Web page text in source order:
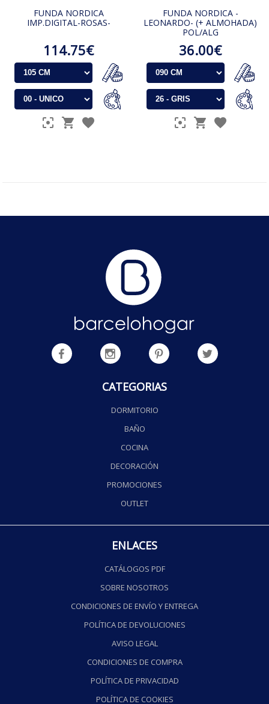
FUNDA NORDICA
IMP.DIGITAL-ROSAS-
114.75€
FUNDA NORDICA -
LEONARDO- (+ ALMOHADA)
POL/ALG
36.00€
CATEGORIAS
DORMITORIO
BAÑO
COCINA
DECORACIÓN
PROMOCIONES
OUTLET
ENLACES
CATÁLOGOS PDF
SOBRE NOSOTROS
CONDICIONES DE ENVÍO Y ENTREGA
POLÍTICA DE DEVOLUCIONES
AVISO LEGAL
CONDICIONES DE COMPRA
POLÍTICA DE PRIVACIDAD
POLÍTICA DE COOKIES